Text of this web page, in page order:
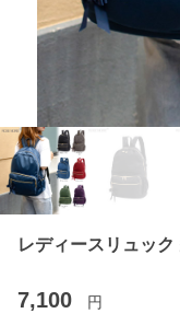
レディースリュッ
7,100 円